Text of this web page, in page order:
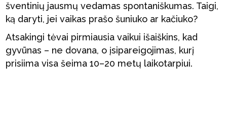
šventinių jausmų vedamas spontaniškumas. Taigi,
ką daryti, jei vaikas prašo šuniuko ar kačiuko?
Atsakingi tėvai pirmiausia vaikui išaiškins, kad
gyvūnas – ne dovana, o įsipareigojimas, kurį
prisiima visa šeima 10–20 metų laikotarpiui.